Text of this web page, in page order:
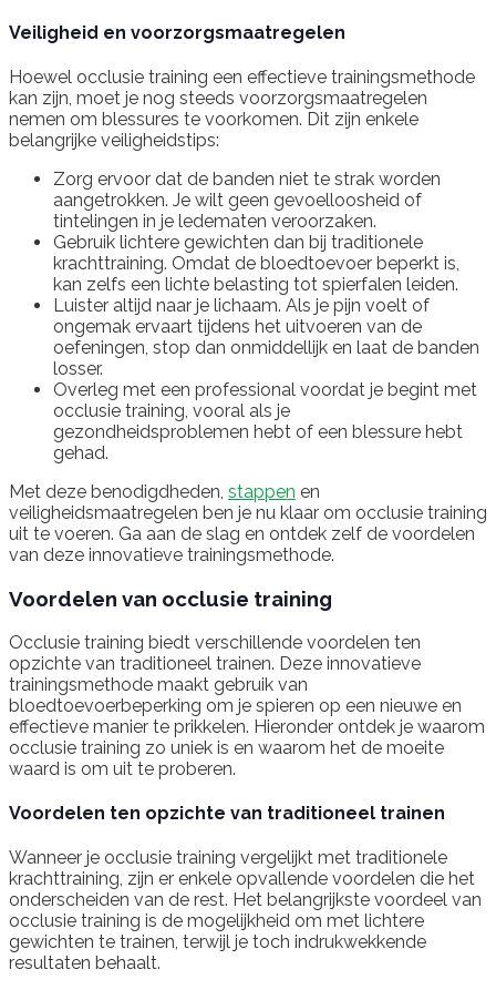
Veiligheid en voorzorgsmaatregelen
Hoewel occlusie training een effectieve trainingsmethode
kan zijn, moet je nog steeds voorzorgsmaatregelen
nemen om blessures te voorkomen. Dit zijn enkele
belangrijke veiligheidstips:
Zorg ervoor dat de banden niet te strak worden
aangetrokken. Je wilt geen gevoelloosheid of
tintelingen in je ledematen veroorzaken.
Gebruik lichtere gewichten dan bij traditionele
krachttraining. Omdat de bloedtoevoer beperkt is,
kan zelfs een lichte belasting tot spierfalen leiden.
Luister altijd naar je lichaam. Als je pijn voelt of
ongemak ervaart tijdens het uitvoeren van de
oefeningen, stop dan onmiddellijk en laat de banden
losser.
Overleg met een professional voordat je begint met
occlusie training, vooral als je
gezondheidsproblemen hebt of een blessure hebt
gehad.
Met deze benodigdheden, stappen en
veiligheidsmaatregelen ben je nu klaar om occlusie training
uit te voeren. Ga aan de slag en ontdek zelf de voordelen
van deze innovatieve trainingsmethode.
Voordelen van occlusie training
Occlusie training biedt verschillende voordelen ten
opzichte van traditioneel trainen. Deze innovatieve
trainingsmethode maakt gebruik van
bloedtoevoerbeperking om je spieren op een nieuwe en
effectieve manier te prikkelen. Hieronder ontdek je waarom
occlusie training zo uniek is en waarom het de moeite
waard is om uit te proberen.
Voordelen ten opzichte van traditioneel trainen
Wanneer je occlusie training vergelijkt met traditionele
krachttraining, zijn er enkele opvallende voordelen die het
onderscheiden van de rest. Het belangrijkste voordeel van
occlusie training is de mogelijkheid om met lichtere
gewichten te trainen, terwijl je toch indrukwekkende
resultaten behaalt.